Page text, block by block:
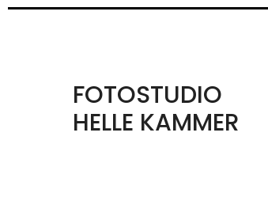
FOTOSTUDIO
HELLE KAMMER